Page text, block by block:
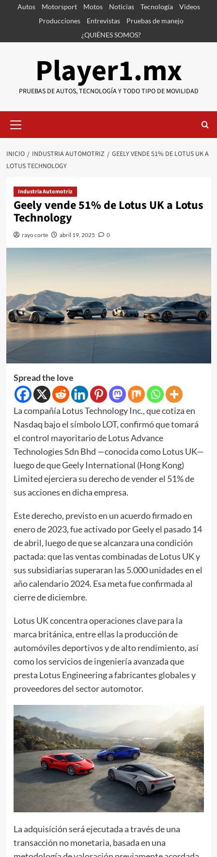
SaltarAutos Motorsport Motos Noticias Tecnología
Videos
Producciones
Entrevistas
Pruebas de manejo
¿QUIÉNES SOMOS?
Player1.mx
PRUEBAS DE AUTOS, TECNOLOGÍA Y TODO TIPO DE MOVILIDAD
primario
INICIO INDUSTRIA AUTOMOTRIZ
GEELY VENDE 51% DE LOTUS UK A
LOTUS TECHNOLOGY
Industria Automotriz
Geely vende 51% de Lotus UK a Lotus
Technology
rayo corte abril 19, 2025 0
Spread the love
La compañía Lotus Technology Inc., que cotiza en
Nasdaq bajo el símbolo LOT, confirmó que tomará
el control mayoritario de Lotus Advance
Technologies Sdn Bhd —conocida como Lotus UK—
luego de que Geely International (Hong Kong)
Limited ejerciera su derecho de vender el 51% de
sus acciones en dicha empresa.
Este derecho, previsto en un acuerdo firmado en
enero de 2023, fue activado por Geely el pasado 14
de abril, luego de que se alcanzara una condición
pactada: que las ventas combinadas de Lotus UK y
sus subsidiarias superaran las 5.000 unidades en el
año calendario 2024. Esa meta fue confirmada al
cierre de diciembre.
Lotus UK concentra operaciones clave para la
marca británica, entre ellas la producción de
automóviles deportivos y de alto rendimiento, así
como los servicios de ingeniería avanzada que
presta Lotus Engineering a fabricantes globales y
proveedores del sector automotor.
La adquisición será ejecutada a través de una
transacción no monetaria, basada en una